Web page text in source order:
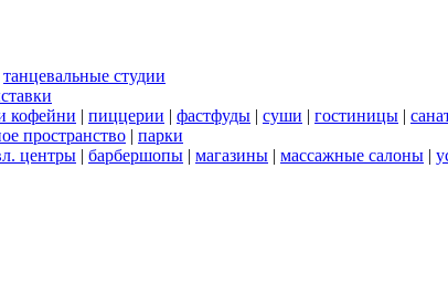
танцевальные студии
кофейни | пиццерии | фастфуды | суши | гостиницы |
пространство | парки
центры | барбершопы | магазины | массажные салоны |